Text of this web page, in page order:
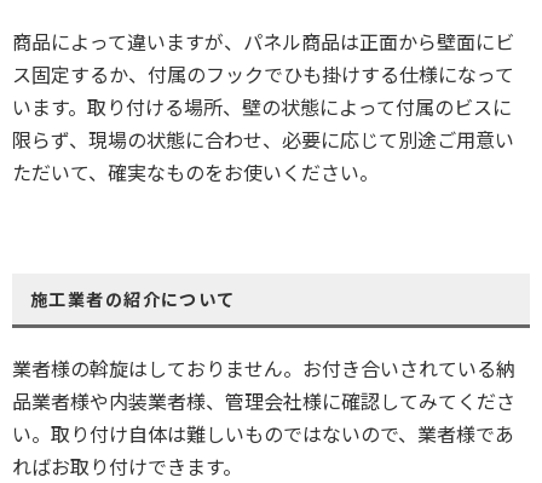
商品によって違いますが、パネル商品は正面から壁面にビ
ス固定するか、付属のフックでひも掛けする仕様になって
います。取り付ける場所、壁の状態によって付属のビスに
限らず、現場の状態に合わせ、必要に応じて別途ご用意い
ただいて、確実なものをお使いください。
施工業者の紹介について
業者様の斡旋はしておりません。お付き合いされている納
品業者様や内装業者様、管理会社様に確認してみてくださ
い。取り付け自体は難しいものではないので、業者様であ
ればお取り付けできます。